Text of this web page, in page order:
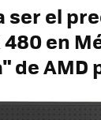
ser el
en
de AMD